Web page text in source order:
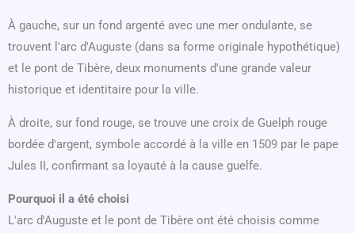
À gauche, sur un fond argenté avec une mer ondulante, se
trouvent l'arc d'Auguste (dans sa forme originale hypothétique)
et le pont de Tibère, deux monuments d'une grande valeur
historique et identitaire pour la ville.
À droite, sur fond rouge, se trouve une croix de Guelph rouge
bordée d'argent, symbole accordé à la ville en 1509 par le pape
Jules II, confirmant sa loyauté à la cause guelfe.
Pourquoi il a été choisi
L'arc d'Auguste et le pont de Tibère ont été choisis comme